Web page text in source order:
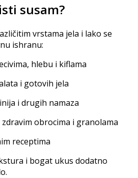
susam?
vrstama jela i lako se
ishranu:
hlebu i kiflama
i gotovih jela
i drugih namaza
obrocima i granolama
receptima
i bogat ukus dodatno